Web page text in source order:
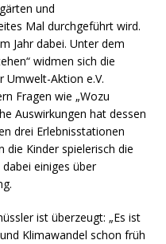
und
Mal durchgeführt wird.
Jahr dabei. Unter dem
widmen sich die
Umwelt-Aktion e.V.
Fragen wie „Wozu
Auswirkungen hat dessen
drei Erlebnisstationen
die Kinder spielerisch die
einiges über
ist überzeugt: „Es ist
Klimawandel schon früh